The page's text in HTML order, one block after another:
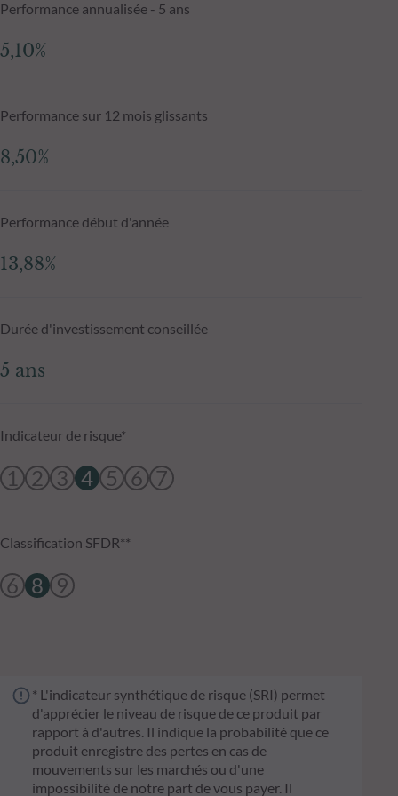
Performance annualisée - 5 ans
5,10%
Performance sur 12 mois glissants
8,50%
Performance début d'année
13,88%
Durée d'investissement conseillée
5 ans
Indicateur de risque*
1 2 3 4 5 6 7
Classification SFDR**
6 8 9
* L'indicateur synthétique de risque (SRI) permet
d'apprécier le niveau de risque de ce produit par
rapport à d'autres. Il indique la probabilité que ce
produit enregistre des pertes en cas de
mouvements sur les marchés ou d'une
impossibilité de notre part de vous payer. Il